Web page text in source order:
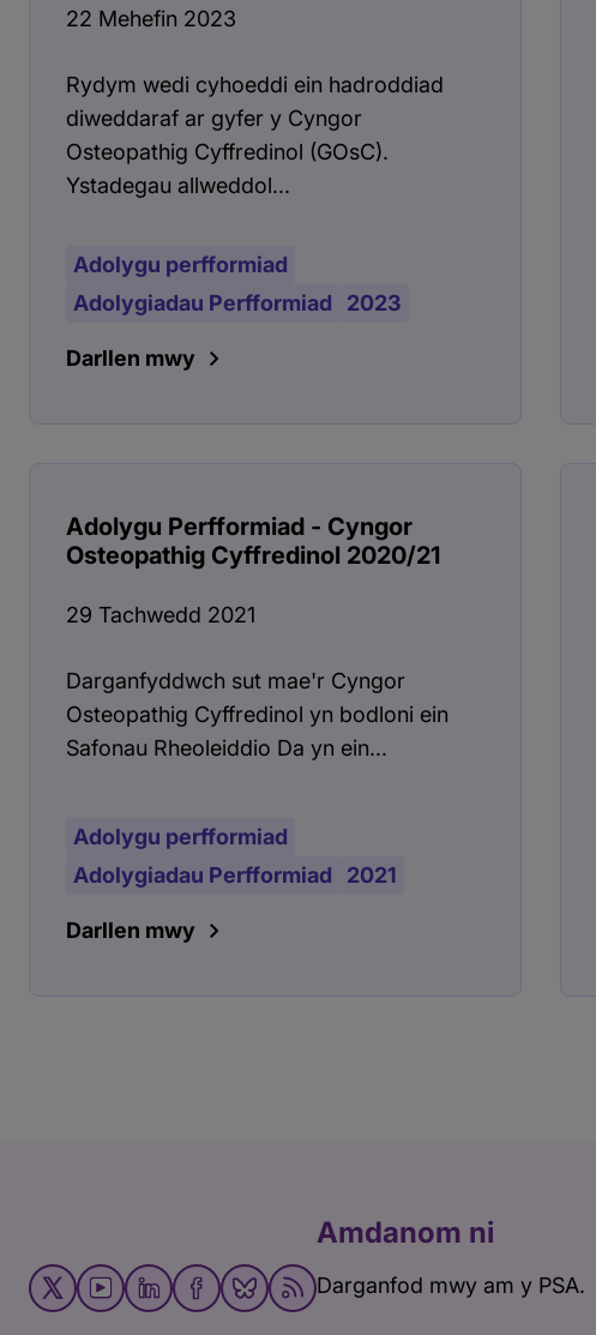
22 Mehefin 2023
Rydym wedi cyhoeddi ein hadroddiad
diweddaraf ar gyfer y Cyngor
Osteopathig Cyffredinol (GOsC).
Ystadegau allweddol...
Adolygu perfformiad
Adolygiadau Perfformiad
2023
Darllen mwy
Adolygu Perfformiad - Cyngor
Osteopathig Cyffredinol 2020/21
29 Tachwedd 2021
Darganfyddwch sut mae'r Cyngor
Osteopathig Cyffredinol yn bodloni ein
Safonau Rheoleiddio Da yn ein...
Adolygu perfformiad
Adolygiadau Perfformiad
2021
Darllen mwy
Amdanom ni
Darganfod mwy am y PSA.